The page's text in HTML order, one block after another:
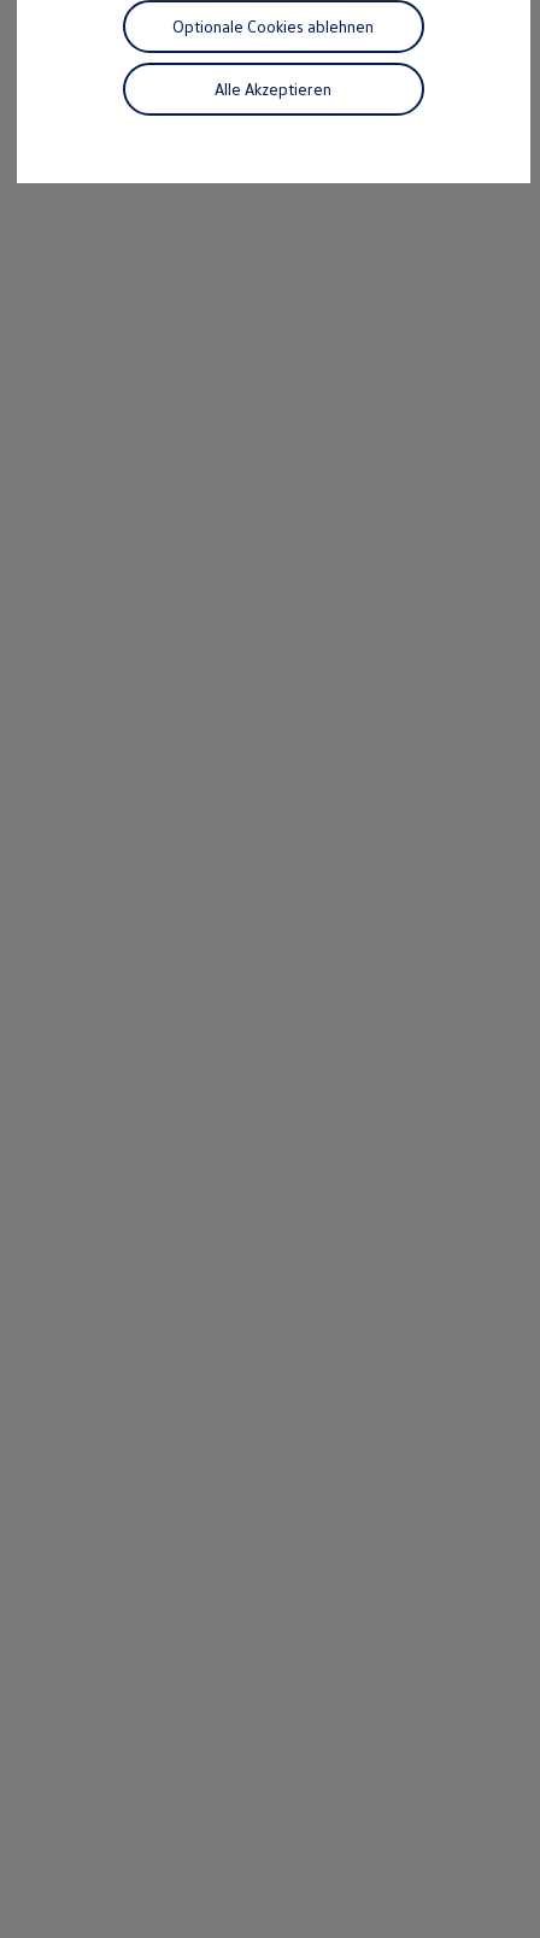
California App
California Lifestyle & Zubehör
Übernachten im California
Unternehmen
Karriere
Nachhaltigkeit
Alle Akzeptieren
Optionale Cookies ablehnen